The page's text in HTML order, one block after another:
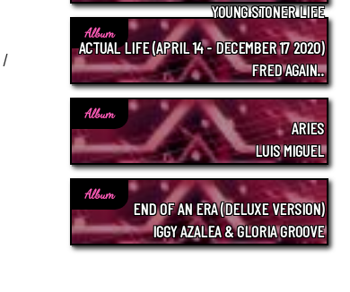
/
YOUNG STONER LIFE
Album
ACTUAL LIFE (APRIL 14 - DECEMBER 17 2020)
FRED AGAIN..
Album
ARIES
LUIS MIGUEL
Album
END OF AN ERA (DELUXE VERSION)
IGGY AZALEA & GLORIA GROOVE